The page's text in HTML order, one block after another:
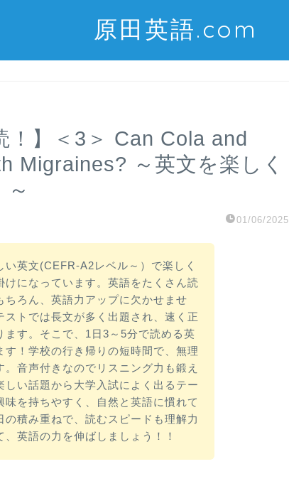
原田英語.com
！】＜3＞ Can Cola and
Migraines? ～英文を楽しく
01/06/2025
い英文(CEFR-A2レベル～）で楽しく
けになっています。英語をたくさん読
ちろん、英語力アップに欠かせませ
ストでは長文が多く出題され、速く正
ます。そこで、1日3～5分で読める英
す！学校の行き帰りの短時間で、無理
音声付きなのでリスニング力も鍛え
しい話題から大学入試によく出るテー
味を持ちやすく、自然と英語に慣れて
の積み重ねで、読むスピードも理解力
、英語の力を伸ばしましょう！！